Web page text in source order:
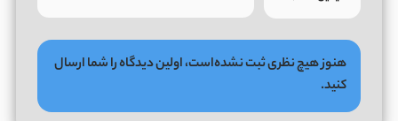
هنوز هیچ نظری ثبت نشده‌است، اولین دیدگاه را شما ارسال
کنید.